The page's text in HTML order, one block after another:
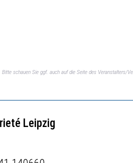
schauen Sie ggf. auch auf die Seite des Veranstalters/
Leipzig